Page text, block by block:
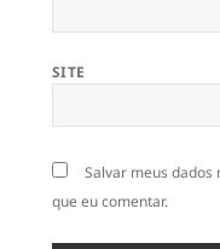
SITE
Salvar meus dados
que eu comentar.